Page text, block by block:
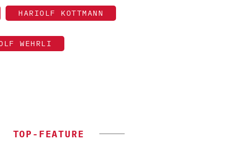
HARIOLF KOTTMANN
WEHRLI
TOP-FEATURE